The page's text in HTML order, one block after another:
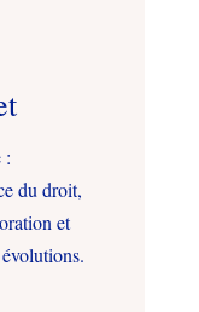
:
du droit,
et